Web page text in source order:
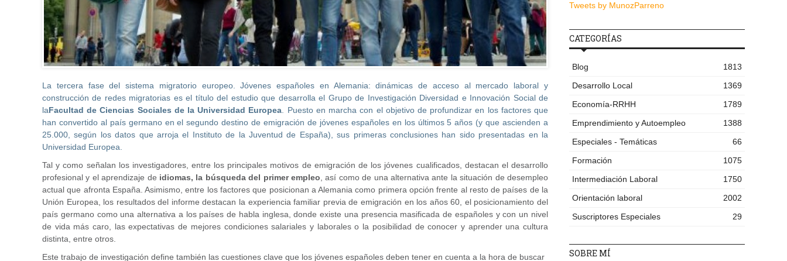
La tercera fase del sistema migratorio europeo. Jóvenes españoles en Alemania: dinámicas de acceso al mercado laboral y
construcción de redes migratorias es el título del estudio que desarrolla el Grupo de Investigación Diversidad e Innovación Social de
laFacultad de Ciencias Sociales de la Universidad Europea. Puesto en marcha con el objetivo de profundizar en los factores que
han convertido al país germano en el segundo destino de emigración de jóvenes españoles en los últimos 5 años (y que ascienden a
25.000, según los datos que arroja el Instituto de la Juventud de España), sus primeras conclusiones han sido presentadas en la
Universidad Europea.
Tal y como señalan los investigadores, entre los principales motivos de emigración de los jóvenes cualificados, destacan el desarrollo
profesional y el aprendizaje de idiomas, la búsqueda del primer empleo, así como de una alternativa ante la situación de desempleo
actual que afronta España. Asimismo, entre los factores que posicionan a Alemania como primera opción frente al resto de países de la
Unión Europea, los resultados del informe destacan la experiencia familiar previa de emigración en los años 60, el posicionamiento del
país germano como una alternativa a los países de habla inglesa, donde existe una presencia masificada de españoles y con un nivel
de vida más caro, las expectativas de mejores condiciones salariales y laborales o la posibilidad de conocer y aprender una cultura
distinta, entre otros.
Este trabajo de investigación define también las cuestiones clave que los jóvenes españoles deben tener en cuenta a la hora de buscar
Tweets by MunozParreno
CATEGORÍAS
Blog
1813
Desarrollo Local
1369
Economía-RRHH
1789
Emprendimiento y Autoempleo
1388
Especiales - Temáticas
66
Formación
1075
Intermediación Laboral
1750
Orientación laboral
2002
Suscriptores Especiales
29
SOBRE MÍ